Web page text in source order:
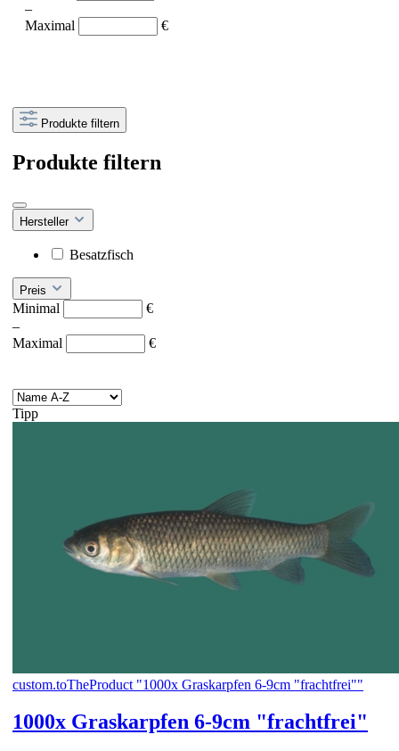
–
Maximal
€
Produkte filtern
Produkte filtern
Hersteller
Besatzfisch
Preis
Minimal
€
–
Maximal
€
Tipp
custom.toTheProduct "1000x Graskarpfen 6-9cm "frachtfrei""
1000x Graskarpfen 6-9cm "frachtfrei"